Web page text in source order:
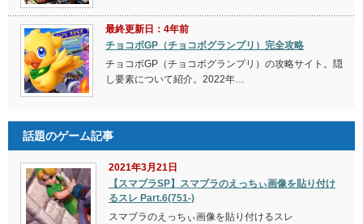
最終更新日：4年前
チョコボGP（チョコボグランプリ）完全攻略
チョコボGP（チョコボグランプリ）の攻略サイト。隠
し要素について紹介。2022年…
話題のゲーム記事
2021年3月21日
【スマブラSP】スマブラのえっちぃ画像を貼り付け
るスレ Part.6(751-)
スマブラのえっちぃ画像を貼り付けるスレ